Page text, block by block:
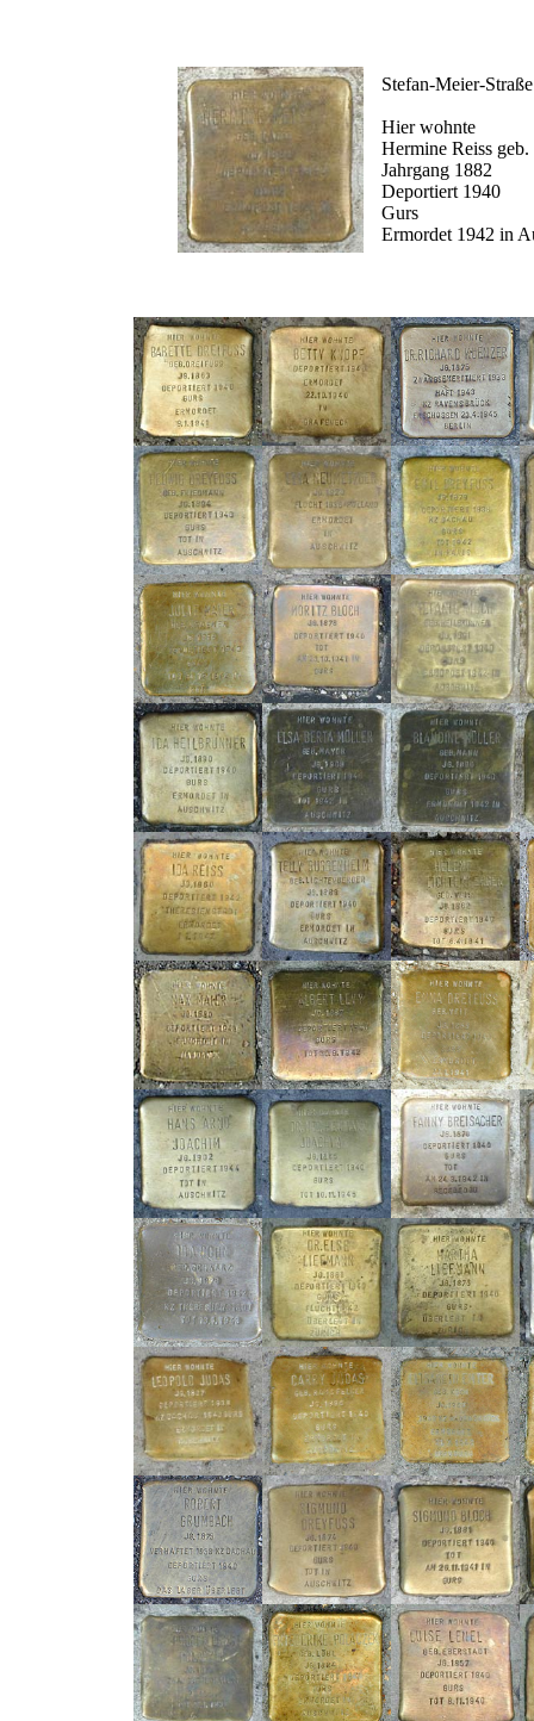
Stefan-Meier-
Hier wohnte
Hermine Reiss
Jahrgang 1882
Deportiert 1940
Gurs
Ermordet 1942 in